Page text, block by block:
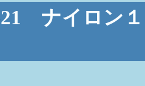
21 ナイロン